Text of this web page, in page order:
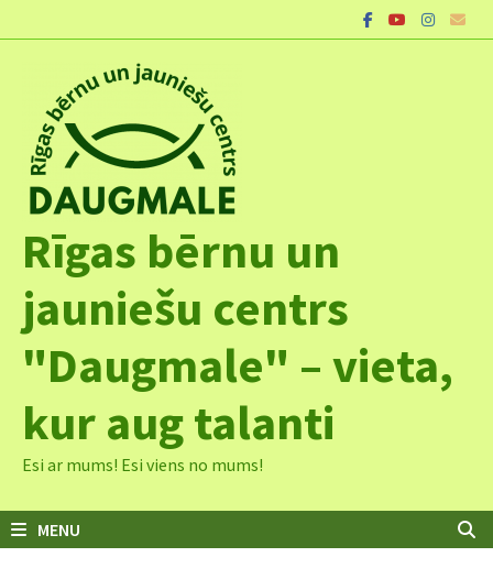
to
Rīgas bērnu un
jauniešu centrs
"Daugmale" – vieta,
kur aug talanti
Esi ar mums! Esi viens no mums!
MENU